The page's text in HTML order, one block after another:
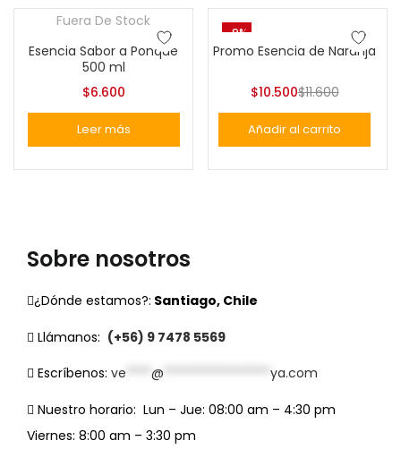
Fuera De Stock
Esencia Sabor a Ponque
500 ml
$6.600
Leer más
-9%
Promo Esencia de Naranja
$10.500$11.600
Añadir al carrito
Sobre nosotros
¿Dónde estamos?: Santiago, Chile
Llámanos: (+56) 9 7478 5569
Escríbenos: ve @ ya.com
Nuestro horario: Lun – Jue: 08:00 am – 4:30 pm
Viernes: 8:00 am – 3:30 pm